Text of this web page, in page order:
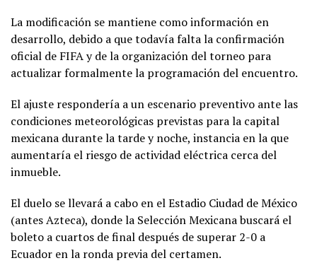
La modificación se mantiene como información en
desarrollo, debido a que todavía falta la confirmación
oficial de FIFA y de la organización del torneo para
actualizar formalmente la programación del encuentro.
El ajuste respondería a un escenario preventivo ante las
condiciones meteorológicas previstas para la capital
mexicana durante la tarde y noche, instancia en la que
aumentaría el riesgo de actividad eléctrica cerca del
inmueble.
El duelo se llevará a cabo en el Estadio Ciudad de México
(antes Azteca), donde la Selección Mexicana buscará el
boleto a cuartos de final después de superar 2-0 a
Ecuador en la ronda previa del certamen.